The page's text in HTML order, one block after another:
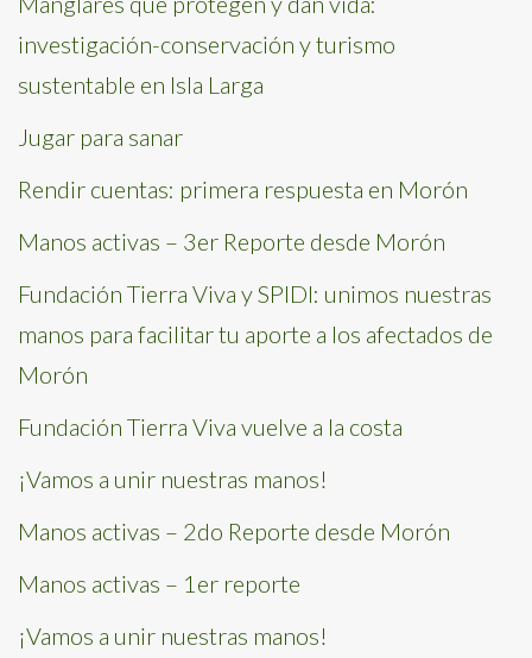
investigación-conservación y turismo
sustentable en Isla Larga
Jugar para sanar
Rendir cuentas: primera respuesta en Morón
Manos activas – 3er Reporte desde Morón
Fundación Tierra Viva y SPIDI: unimos nuestras
manos para facilitar tu aporte a los afectados de
Morón
Fundación Tierra Viva vuelve a la costa
¡Vamos a unir nuestras manos!
Manos activas – 2do Reporte desde Morón
Manos activas – 1er reporte
¡Vamos a unir nuestras manos!